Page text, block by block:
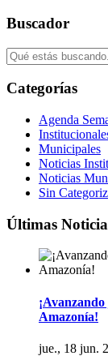
Buscador
Categorías
Agenda
Municipales
Noticias
Noticias
Sin
Últimas
Amazonía!
jue., 18 jun.